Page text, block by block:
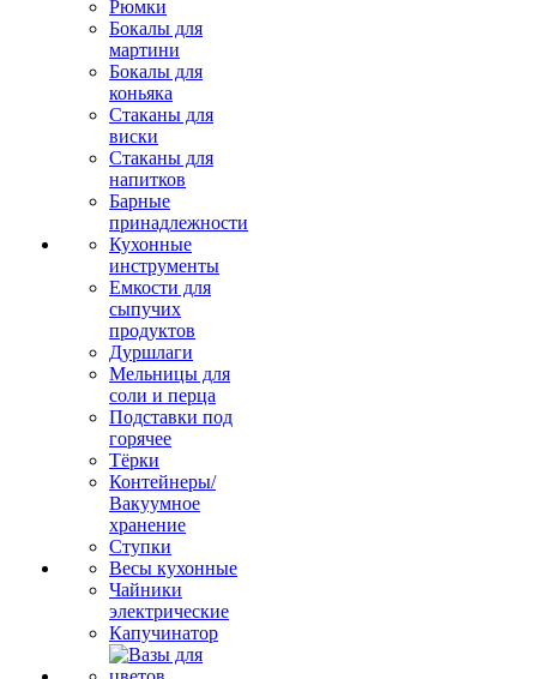
Рюмки
Бокалы для
мартини
Бокалы для
коньяка
Стаканы для
виски
Стаканы для
напитков
Барные
принадлежности
Кухонные
инструменты
Емкости для
сыпучих
продуктов
Дуршлаги
Мельницы для
соли и перца
Подставки под
горячее
Тёрки
Контейнеры/
Вакуумное
хранение
Ступки
Весы кухонные
Чайники
электрические
Капучинатор